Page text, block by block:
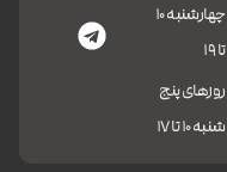
چهارشنبه 10
تا 19
روزهای پنج
شنبه 10 تا 17